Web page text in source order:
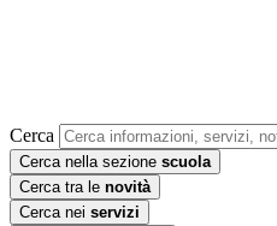
Cerca
Cerca nella sezione scuola
Cerca tra le novità
Cerca nei servizi